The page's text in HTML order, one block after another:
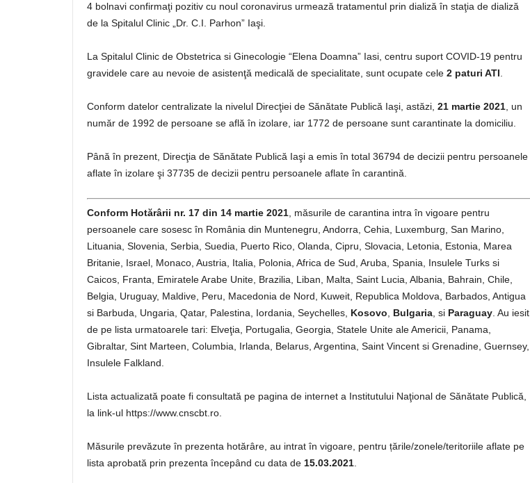
4 bolnavi confirmaţi pozitiv cu noul coronavirus urmează tratamentul prin dializă în staţia de dializă
de la Spitalul Clinic „Dr. C.I. Parhon” Iaşi.
La Spitalul Clinic de Obstetrica si Ginecologie “Elena Doamna” Iasi, centru suport COVID-19 pentru
gravidele care au nevoie de asistenţă medicală de specialitate, sunt ocupate cele 2 paturi ATI
Conform datelor centralizate la nivelul Direcţiei de Sănătate Publică Iaşi, astăzi, 21 martie 2021 , un
număr de 1992 de persoane se află în izolare, iar 1772 de persoane sunt carantinate la domiciliu.
Până în prezent, Direcţia de Sănătate Publică Iaşi a emis în total 36794 de decizii pentru persoanele
aflate în izolare şi 37735 de decizii pentru persoanele aflate în carantină.
Conform Hotărârii nr. 17 din 14 martie 2021 , măsurile de carantina intra în vigoare pentru
persoanele care sosesc în România din Muntenegru, Andorra, Cehia, Luxemburg, San Marino,
Lituania, Slovenia, Serbia, Suedia, Puerto Rico, Olanda, Cipru, Slovacia, Letonia, Estonia, Marea
Britanie, Israel, Monaco, Austria, Italia, Polonia, Africa de Sud, Aruba, Spania, Insulele Turks si
Caicos, Franta, Emiratele Arabe Unite, Brazilia, Liban, Malta, Saint Lucia, Albania, Bahrain, Chile,
Belgia, Uruguay, Maldive, Peru, Macedonia de Nord, Kuweit, Republica Moldova, Barbados, Antigua
si Barbuda, Ungaria, Qatar, Palestina, Iordania, Seychelles, Kosovo Bulgaria , si Paraguay . Au iesit
de pe lista urmatoarele tari: Elveţia, Portugalia, Georgia, Statele Unite ale Americii, Panama,
Gibraltar, Sint Marteen, Columbia, Irlanda, Belarus, Argentina, Saint Vincent si Grenadine, Guernsey,
Insulele Falkland.
Lista actualizată poate fi consultată pe pagina de internet a Institutului Naţional de Sănătate Publică,
la link-ul https://www.cnscbt.ro.
Măsurile prevăzute în prezenta hotărâre, au intrat în vigoare, pentru țările/zonele/teritoriile aflate pe
lista aprobată prin prezenta începând cu data de 15.03.2021